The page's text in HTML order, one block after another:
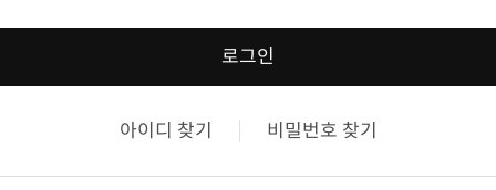
로그인
아이디 찾기 비밀번호 찾기